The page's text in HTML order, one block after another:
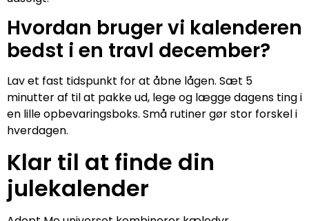
Hvordan bruger vi kalenderen
bedst i en travl december?
Lav et fast tidspunkt for at åbne lågen. Sæt 5
minutter af til at pakke ud, lege og lægge dagens ting i
en lille opbevaringsboks. Små rutiner gør stor forskel i
hverdagen.
Klar til at finde din
julekalender